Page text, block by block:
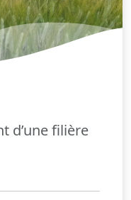
d’une filière